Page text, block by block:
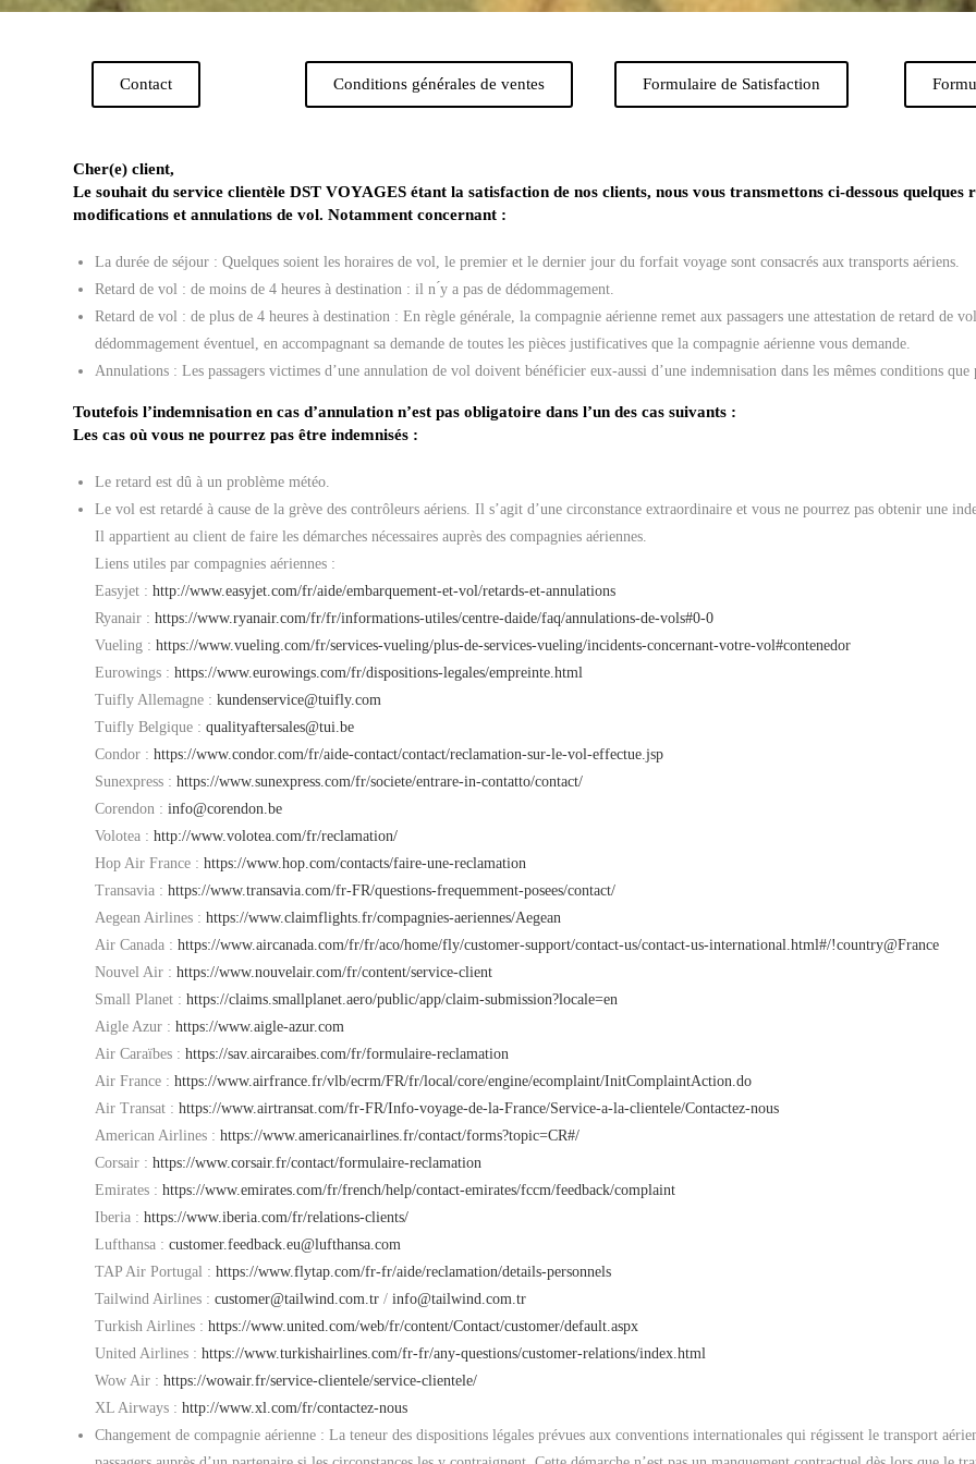
Contact Conditions générales de ventes Formulaire de Satisfaction
Cher(e) client,
Le souhait du service clientèle DST VOYAGES étant la satisfaction de nos clients, nous vous transmettons ci-dessous
modifications et annulations de vol. Notamment concernant :
La durée de séjour : Quelques soient les horaires de vol, le premier et le dernier jour du forfait voyage sont consacrés aux transports aériens.
Retard de vol : de moins de 4 heures à destination : il n ́y a pas de dédommagement.
Retard de vol : de plus de 4 heures à destination : En règle générale, la compagnie aérienne remet aux passagers une attestation de retard de
dédommagement éventuel, en accompagnant sa demande de toutes les pièces justificatives que la compagnie aérienne vous demande.
Annulations : Les passagers victimes d’une annulation de vol doivent bénéficier eux-aussi d’une indemnisation dans les mêmes conditions que
Toutefois l’indemnisation en cas d’annulation n’est pas obligatoire dans l’un des cas suivants :
Les cas où vous ne pourrez pas être indemnisés :
Le retard est dû à un problème météo.
Le vol est retardé à cause de la grève des contrôleurs aériens. Il s’agit d’une circonstance extraordinaire et vous ne pourrez pas obtenir une
Il appartient au client de faire les démarches nécessaires auprès des compagnies aériennes.
Liens utiles par compagnies aériennes :
Easyjet :http://www.easyjet.com/fr/aide/embarquement-et-vol/retards-et-annulations
Ryanair :https://www.ryanair.com/fr/fr/informations-utiles/centre-daide/faq/annulations-de-vols#0-0
Vueling :https://www.vueling.com/fr/services-vueling/plus-de-services-vueling/incidents-concernant-votre-vol#contenedor
Eurowings :https://www.eurowings.com/fr/dispositions-legales/empreinte.html
Tuifly Allemagne :kundenservice@tuifly.com
Tuifly Belgique :qualityaftersales@tui.be
Condor :https://www.condor.com/fr/aide-contact/contact/reclamation-sur-le-vol-effectue.jsp
Sunexpress :https://www.sunexpress.com/fr/societe/entrare-in-contatto/contact/
Corendon :info@corendon.be
Volotea :http://www.volotea.com/fr/reclamation/
Hop Air France :https://www.hop.com/contacts/faire-une-reclamation
Transavia :https://www.transavia.com/fr-FR/questions-frequemment-posees/contact/
Aegean Airlines :https://www.claimflights.fr/compagnies-aeriennes/Aegean
Air Canada :https://www.aircanada.com/fr/fr/aco/home/fly/customer-support/contact-us/contact-us-international.html#/!country@France
Nouvel Air :https://www.nouvelair.com/fr/content/service-client
Small Planet :https://claims.smallplanet.aero/public/app/claim-submission?locale=en
Aigle Azur :https://www.aigle-azur.com
Air Caraïbes :https://sav.aircaraibes.com/fr/formulaire-reclamation
Air France :https://www.airfrance.fr/vlb/ecrm/FR/fr/local/core/engine/ecomplaint/InitComplaintAction.do
Air Transat :https://www.airtransat.com/fr-FR/Info-voyage-de-la-France/Service-a-la-clientele/Contactez-nous
American Airlines :https://www.americanairlines.fr/contact/forms?topic=CR#/
Corsair :https://www.corsair.fr/contact/formulaire-reclamation
Emirates :https://www.emirates.com/fr/french/help/contact-emirates/fccm/feedback/complaint
Iberia :https://www.iberia.com/fr/relations-clients/
Lufthansa :customer.feedback.eu@lufthansa.com
TAP Air Portugal :https://www.flytap.com/fr-fr/aide/reclamation/details-personnels
Tailwind Airlines :customer@tailwind.com.tr /info@tailwind.com.tr
Turkish Airlines :https://www.united.com/web/fr/content/Contact/customer/default.aspx
United Airlines :https://www.turkishairlines.com/fr-fr/any-questions/customer-relations/index.html
Wow Air :https://wowair.fr/service-clientele/service-clientele/
XL Airways :http://www.xl.com/fr/contactez-nous
Changement de compagnie aérienne : La teneur des dispositions légales prévues aux conventions internationales qui régissent le transport